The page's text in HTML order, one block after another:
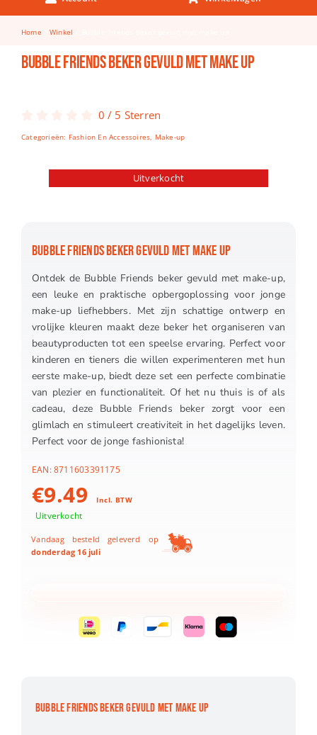
Keuken & Tafelen
Kinderfietsen
Knutselen
Spellen
Puzzels
Home Winkel
Bubble Friends beker gevuld met make up
0 / 5 Sterren
Categorieën: Fashion En Accessoires, Make-up
Uitverkocht
BUBBLE FRIENDS BEKER GEVULD MET MAKE UP
Ontdek de Bubble Friends beker gevuld met make-up,
een leuke en praktische opbergoplossing voor jonge
make-up liefhebbers. Met zijn schattige ontwerp en
vrolijke kleuren maakt deze beker het organiseren van
beautyproducten tot een speelse ervaring. Perfect voor
kinderen en tieners die willen experimenteren met hun
eerste make-up, biedt deze set een perfecte combinatie
van plezier en functionaliteit. Of het nu thuis is of als
cadeau, deze Bubble Friends beker zorgt voor een
glimlach en stimuleert creativiteit in het dagelijks leven.
Perfect voor de jonge fashionista!
EAN:8711603391175
€9.49 Incl. BTW
Uitverkocht
Vandaag besteld geleverd op
donderdag 16 juli
BUBBLE FRIENDS BEKER GEVULD MET MAKE UP